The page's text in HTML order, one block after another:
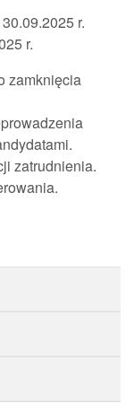
r.
r.
zamknięcia
zatrudnienia.